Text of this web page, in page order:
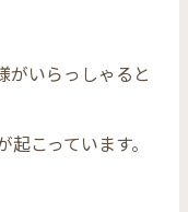
がいらっしゃると
こっています。